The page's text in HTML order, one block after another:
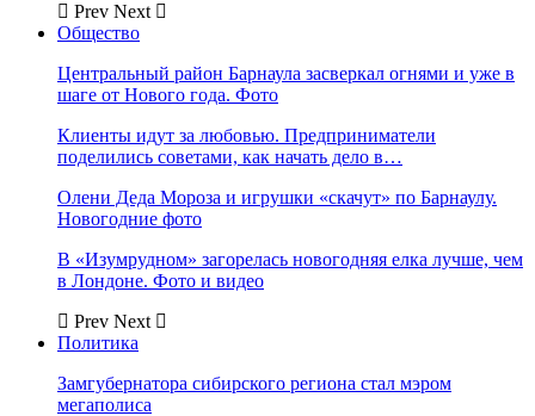
Prev Next
Общество
Центральный район Барнаула засверкал огнями и уже в
шаге от Нового года. Фото
Клиенты идут за любовью. Предприниматели
поделились советами, как начать дело в…
Олени Деда Мороза и игрушки «скачут» по Барнаулу.
Новогодние фото
В «Изумрудном» загорелась новогодняя елка лучше, чем
в Лондоне. Фото и видео
Prev Next
Политика
Замгубернатора сибирского региона стал мэром
мегаполиса